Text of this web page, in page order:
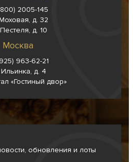
2005-145
д. 32
д. 10
Москва
963-62-21
Ильинка, д. 4
«Гостиный двор»
обновления и лоты